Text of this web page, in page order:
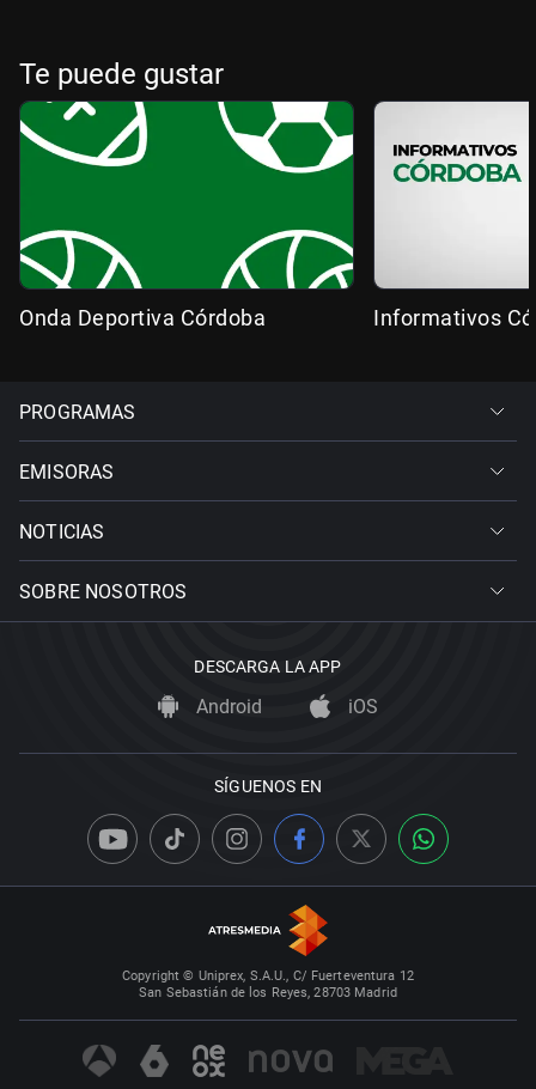
Te puede gustar
Onda Deportiva Córdoba Informativos
PROGRAMAS
EMISORAS
NOTICIAS
SOBRE NOSOTROS
DESCARGA LA APP
Android iOS
SÍGUENOS EN
Copyright © Uniprex, S.A.U., C/ Fuerteventura 12
San Sebastián de los Reyes, 28703 Madrid